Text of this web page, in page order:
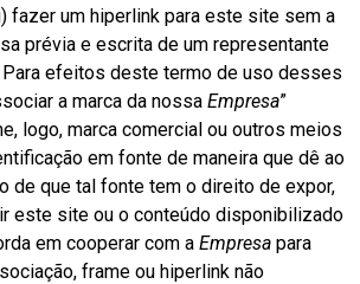
fazer um hiperlink para este site sem a
prévia e escrita de um representante
Para efeitos deste termo de uso desses
a marca da nossa Empresa”
logo, marca comercial ou outros meios
em fonte de maneira que dê ao
de que tal fonte tem o direito de expor,
este site ou o conteúdo disponibilizado
em cooperar com a Empresa para
frame ou hiperlink não